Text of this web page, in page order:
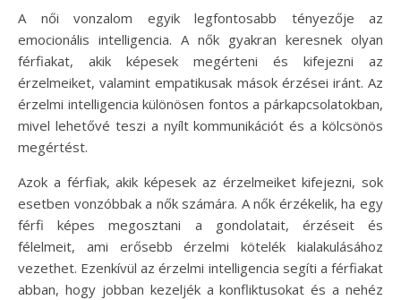
A női vonzalom egyik legfontosabb tényezője az
emocionális intelligencia. A nők gyakran keresnek olyan
férfiakat, akik képesek megérteni és kifejezni az
érzelmeiket, valamint empatikusak mások érzései iránt. Az
érzelmi intelligencia különösen fontos a párkapcsolatokban,
mivel lehetővé teszi a nyílt kommunikációt és a kölcsönös
megértést.
Azok a férfiak, akik képesek az érzelmeiket kifejezni, sok
esetben vonzóbbak a nők számára. A nők érzékelik, ha egy
férfi képes megosztani a gondolatait, érzéseit és
félelmeit, ami erősebb érzelmi kötelék kialakulásához
vezethet. Ezenkívül az érzelmi intelligencia segíti a férfiakat
abban, hogy jobban kezeljék a konfliktusokat és a nehéz